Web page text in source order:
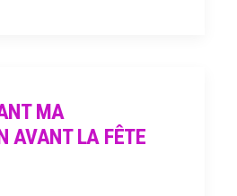
MA
AVANT LA FÊTE